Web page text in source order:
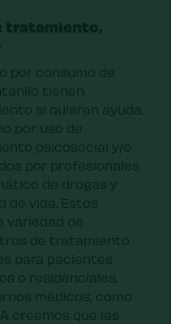
tratamiento,
por consumo de
tienen
si quieren ayuda.
por uso de
psicosocial y/o
por profesionales
de drogas y
de vida. Estos
variedad de
de tratamiento
para pacientes
o residenciales.
médicos, como
creemos que las